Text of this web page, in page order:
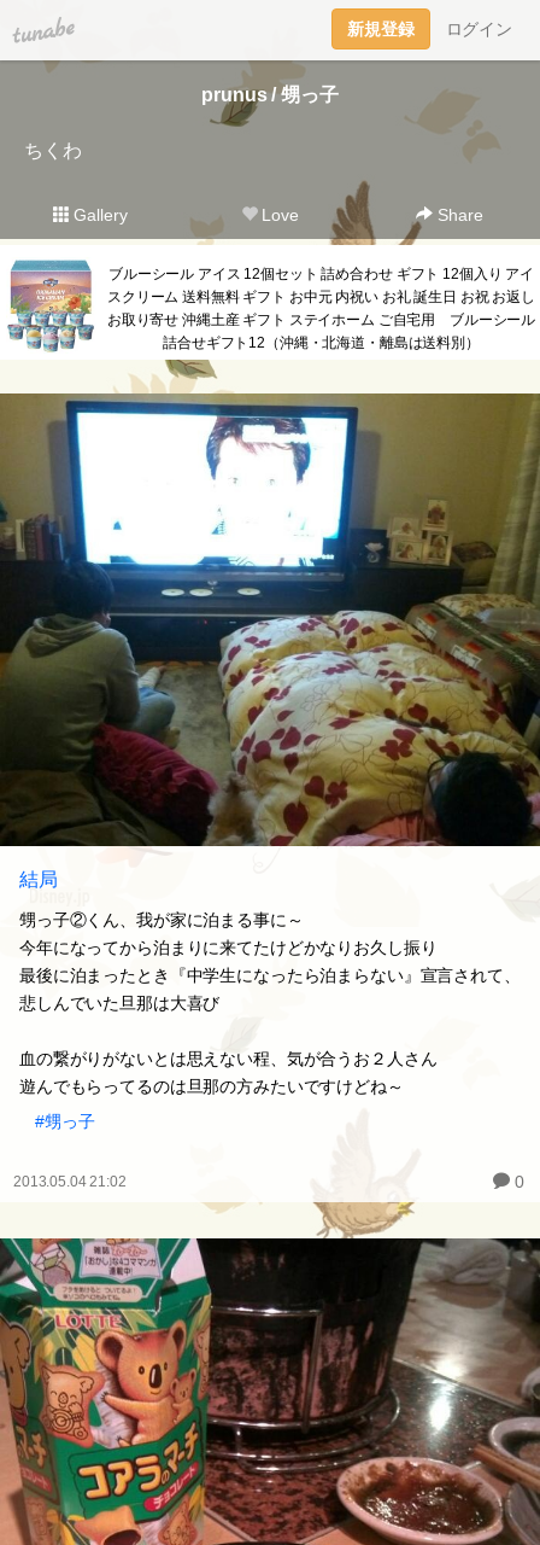
tuna.be 新規登録 ログイン
prunus / 甥っ子
ちくわ
Gallery Love Share
ブルーシール アイス 12個セット 詰め合わせ ギフト 12個入り アイ
スクリーム 送料無料 ギフト お中元 内祝い お礼 誕生日 お祝 お返し
お取り寄せ 沖縄土産 ギフト ステイホーム ご自宅用 ブルーシール
詰合せギフト12（沖縄・北海道・離島は送料別）
結局
甥っ子②くん、我が家に泊まる事に～
今年になってから泊まりに来てたけどかなりお久し振り
最後に泊まったとき『中学生になったら泊まらない』宣言されて、
悲しんでいた旦那は大喜び
血の繋がりがないとは思えない程、気が合うお２人さん
遊んでもらってるのは旦那の方みたいですけどね～
#甥っ子
2013.05.04 21:02 0